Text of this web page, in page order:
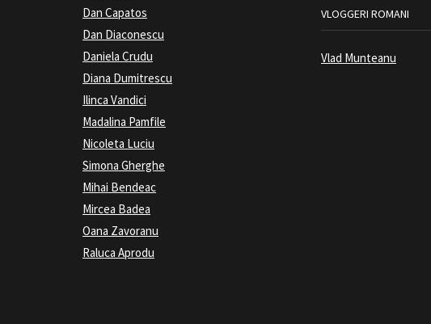
Dan Capatos
Dan Diaconescu
Daniela Crudu
Diana Dumitrescu
Ilinca Vandici
Madalina Pamfile
Nicoleta Luciu
Simona Gherghe
Mihai Bendeac
Mircea Badea
Oana Zavoranu
Raluca Aprodu
VLOGGERI ROMANI
Vlad Munteanu